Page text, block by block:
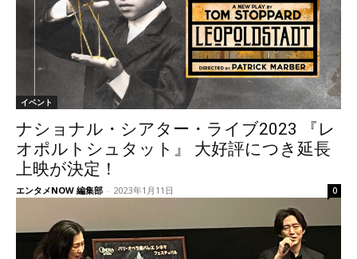
イベント
ナショナル・シアター・ライブ2023 『レ
オポルトシュタット』 大好評につき延長
上映が決定！
エンタメNOW 編集部 - 2023年1月11日 0